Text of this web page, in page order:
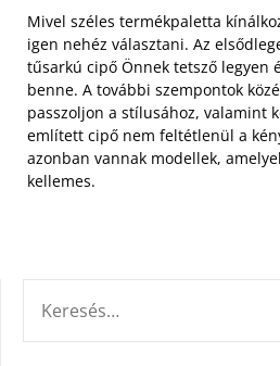
Mivel széles termékpaletta
igen nehéz választani. Az
tűsarkú cipő Önnek tetsző legyen
benne. A további szempontok
passzoljon a stílusához, valamint
említett cipő nem feltétlenül a
azonban vannak modellek,
kellemes.